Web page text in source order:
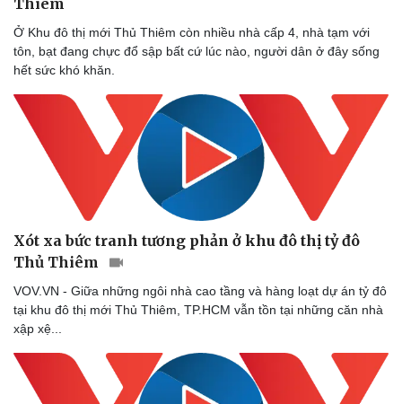
Pháp luật
Tin nóng
Tư vấn luật
Quân sự - Quốc phòng
Vũ khí
Việt Nam
Phân tích
Ở Khu đô thị mới Thủ Thiêm còn nhiều nhà cấp 4, nhà tạm với
tôn, bạt đang chực đổ sập bất cứ lúc nào, người dân ở đây sống
hết sức khó khăn.
Xót xa bức tranh tương phản ở khu đô thị tỷ đô
Thủ Thiêm
VOV.VN - Giữa những ngôi nhà cao tầng và hàng loạt dự án tỷ đô
tại khu đô thị mới Thủ Thiêm, TP.HCM vẫn tồn tại những căn nhà
xập xệ...